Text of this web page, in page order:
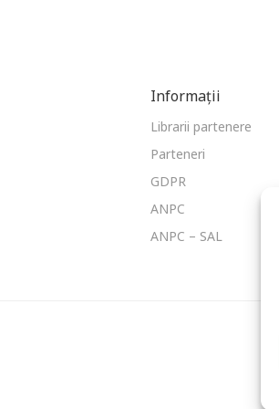
Informații
Librarii partenere
Parteneri
GDPR
ANPC
ANPC – SAL